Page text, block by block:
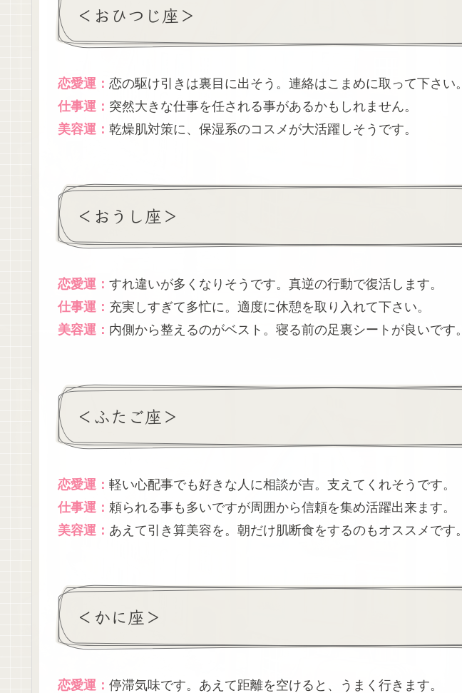
＜おひつじ座＞
恋愛運： 恋の駆け引きは裏目に出そう。連絡はこまめに取って下さい。
仕事運： 突然大きな仕事を任される事があるかもしれません。
美容運： 乾燥肌対策に、保湿系のコスメが大活躍しそうです。
＜おうし座＞
恋愛運： すれ違いが多くなりそうです。真逆の行動で復活します。
仕事運： 充実しすぎて多忙に。適度に休憩を取り入れて下さい。
美容運： 内側から整えるのがベスト。寝る前の足裏シートが良いです。
＜ふたご座＞
恋愛運： 軽い心配事でも好きな人に相談が吉。支えてくれそうです。
仕事運： 頼られる事も多いですが周囲から信頼を集め活躍出来ます。
美容運： あえて引き算美容を。朝だけ肌断食をするのもオススメです。
＜かに座＞
恋愛運： 停滞気味です。あえて距離を空けると、うまく行きます。